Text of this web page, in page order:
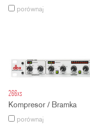
porównaj
266xs
Kompresor / Bramka
porównaj